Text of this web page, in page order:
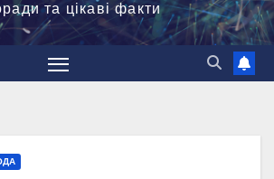
та цікаві факти